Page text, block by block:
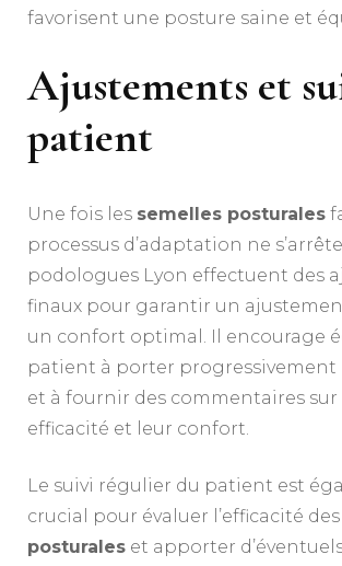
favorisent une posture saine et
Ajustements et
patient
Une fois les semelles posturales
processus d’adaptation ne
podologues Lyon effectuent des
finaux pour garantir un
un confort optimal. Il encourage
patient à porter progressivement
et à fournir des commentaires sur
efficacité et leur confort.
Le suivi régulier du patient est
crucial pour évaluer l’efficacité des
posturales et apporter